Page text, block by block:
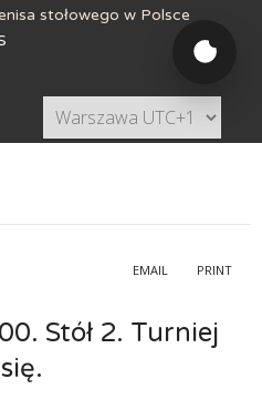
stołowego w Polsce
PRINT
EMAIL
Stół 2. Turniej